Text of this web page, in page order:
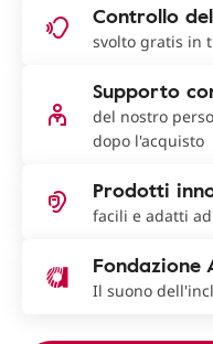
Controllo
svolto gratis in
Supporto
del nostro
dopo l'acquisto
Prodotti
facili e adatti
Fondazione
Il suono